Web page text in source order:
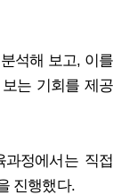
석해 보고, 이를
는 기회를 제공
과정에서는 직접
진행했다.